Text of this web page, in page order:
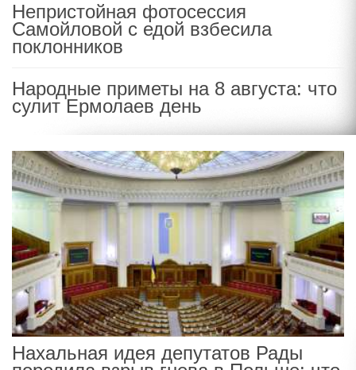
Непристойная фотосессия
Самойловой с едой взбесила
поклонников
Народные приметы на 8 августа: что
сулит Ермолаев день
Нахальная идея депутатов Рады